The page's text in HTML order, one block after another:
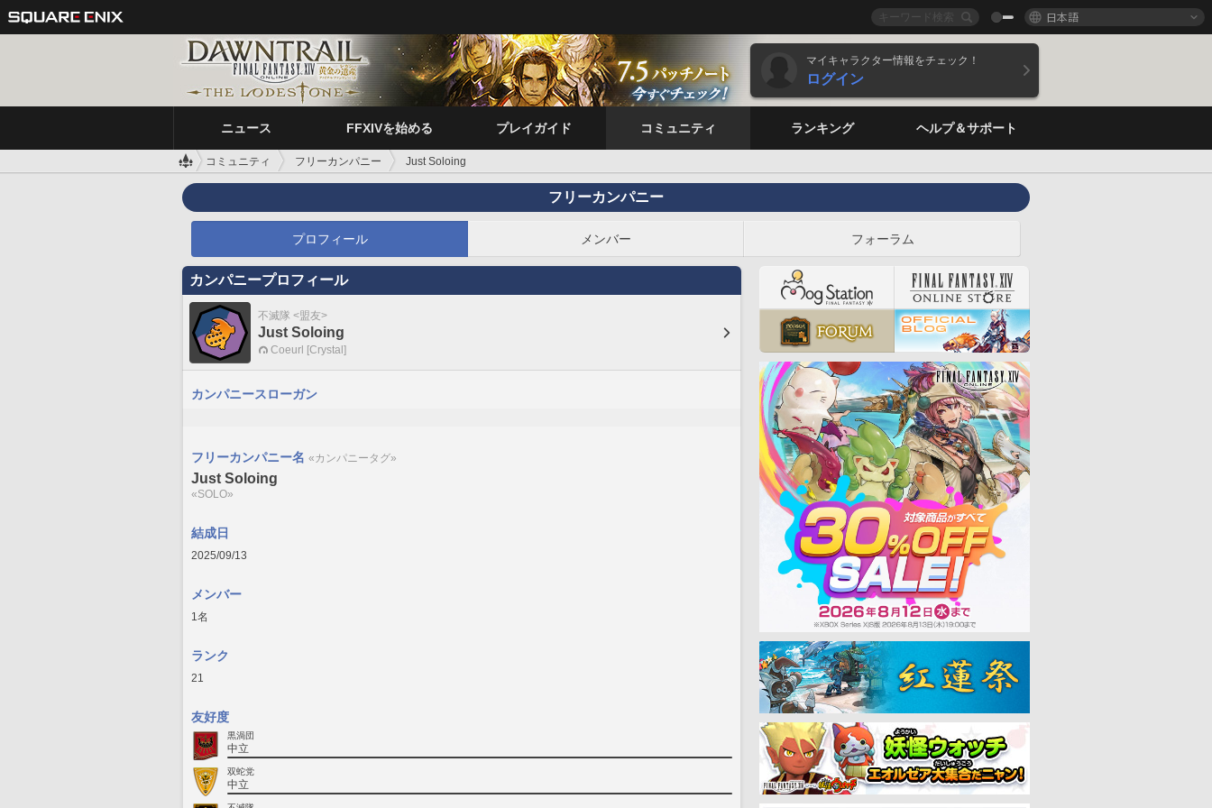
日本語
マイキャラクター情報をチェック！
ログイン
ニュース FFXIVを始める プレイガイド コミュニティ ランキング ヘルプ＆サポート
コミュニティ フリーカンパニー Just Soloing
フリーカンパニー
プロフィール メンバー フォーラム
カンパニープロフィール
不滅隊 <盟友>
Just Soloing
Coeurl [Crystal]
カンパニースローガン
フリーカンパニー名 «カンパニータグ»
Just Soloing
«SOLO»
結成日
2025/09/13
メンバー
1名
ランク
21
友好度
黒渦団
中立
双蛇党
中立